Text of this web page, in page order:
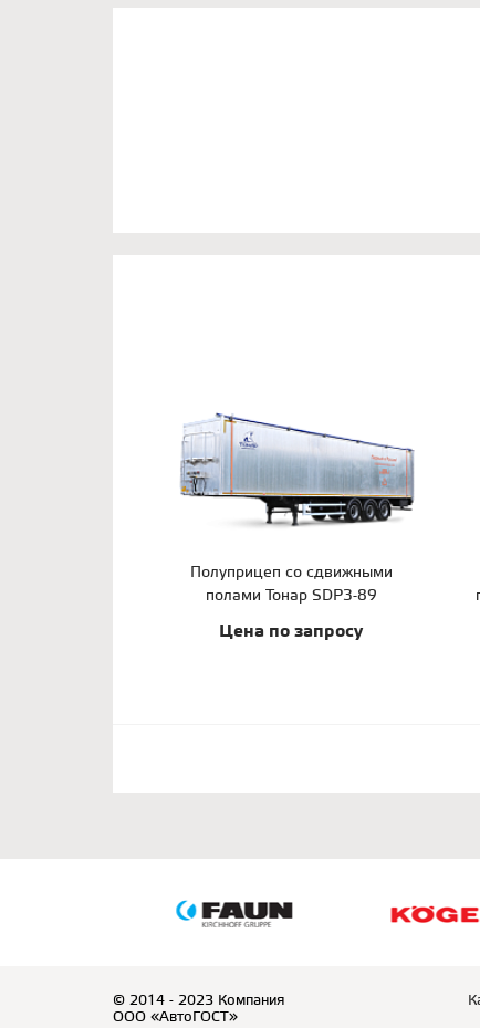
Полуприцеп со сдвижными
полами Тонар SDP3-89
Цена по запросу
© 2014 - 2023 Компания
ООО «АвтоГОСТ»